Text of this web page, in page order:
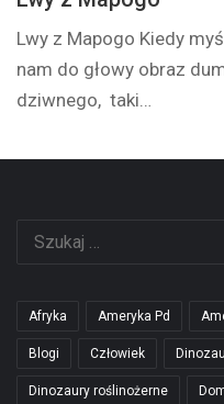
Lwy z Mapogo Kiedy
nam do głowy obraz
dziwnego, taki…
Afryka Ameryka Pd
Blogi Człowiek
Dinozaury roślinożerne